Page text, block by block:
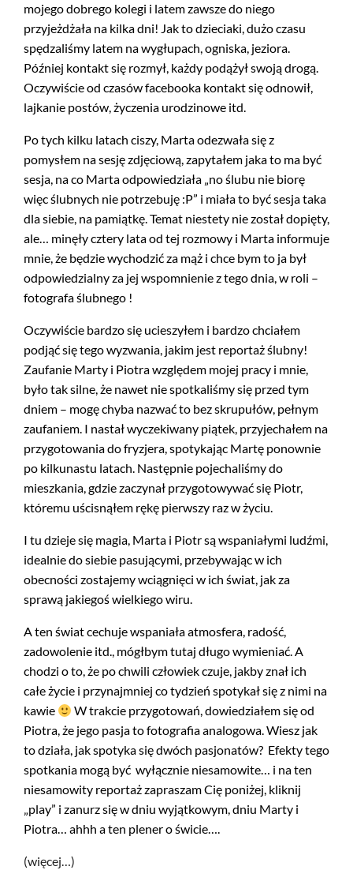
mojego dobrego kolegi i latem zawsze do niego
przyjeżdżała na kilka dni! Jak to dzieciaki, dużo czasu
spędzaliśmy latem na wygłupach, ogniska, jeziora.
Później kontakt się rozmył, każdy podążył swoją drogą.
Oczywiście od czasów facebooka kontakt się odnowił,
lajkanie postów, życzenia urodzinowe itd.
Po tych kilku latach ciszy, Marta odezwała się z
pomysłem na sesję zdjęciową, zapytałem jaka to ma być
sesja, na co Marta odpowiedziała „no ślubu nie biorę
więc ślubnych nie potrzebuję :P” i miała to być sesja taka
dla siebie, na pamiątkę. Temat niestety nie został dopięty,
ale… minęły cztery lata od tej rozmowy i Marta informuje
mnie, że będzie wychodzić za mąż i chce bym to ja był
odpowiedzialny za jej wspomnienie z tego dnia, w roli –
fotografa ślubnego !
Oczywiście bardzo się ucieszyłem i bardzo chciałem
podjąć się tego wyzwania, jakim jest reportaż ślubny!
Zaufanie Marty i Piotra względem mojej pracy i mnie,
było tak silne, że nawet nie spotkaliśmy się przed tym
dniem – mogę chyba nazwać to bez skrupułów, pełnym
zaufaniem. I nastał wyczekiwany piątek, przyjechałem na
przygotowania do fryzjera, spotykając Martę ponownie
po kilkunastu latach. Następnie pojechaliśmy do
mieszkania, gdzie zaczynał przygotowywać się Piotr,
któremu uścisnąłem rękę pierwszy raz w życiu.
I tu dzieje się magia, Marta i Piotr są wspaniałymi ludźmi,
idealnie do siebie pasującymi, przebywając w ich
obecności zostajemy wciągnięci w ich świat, jak za
sprawą jakiegoś wielkiego wiru.
A ten świat cechuje wspaniała atmosfera, radość,
zadowolenie itd., mógłbym tutaj długo wymieniać. A
chodzi o to, że po chwili człowiek czuje, jakby znał ich
całe życie i przynajmniej co tydzień spotykał się z nimi na
kawie
W trakcie przygotowań, dowiedziałem się od
Piotra, że jego pasja to fotografia analogowa. Wiesz jak
to działa, jak spotyka się dwóch pasjonatów? Efekty tego
spotkania mogą być wyłącznie niesamowite… i na ten
niesamowity reportaż zapraszam Cię poniżej, kliknij
„play” i zanurz się w dniu wyjątkowym, dniu Marty i
Piotra… ahhh a ten plener o świcie….
(więcej…)